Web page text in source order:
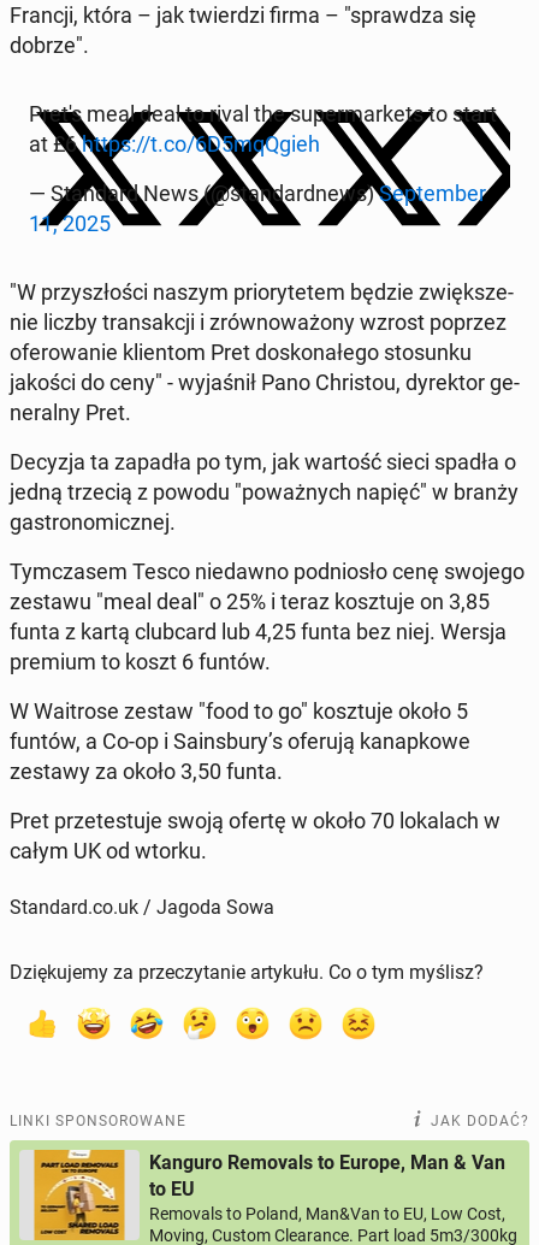
Francji, która – jak twier­dzi firma – "spraw­dza się
dobrze".
Pret's meal deal to rival the su­per­mar­kets to start
at £6https://t.co/6D5mqQgieh
— Stan­dard News (@stan­dard­news)Sep­tem­ber
11, 2025
"W przy­szło­ści naszym prio­ry­te­tem będzie zwięk­sze­
nie liczby trans­ak­cji i zrów­no­wa­żo­ny wzrost poprzez
ofe­ro­wa­nie klien­tom Pret do­sko­na­łe­go sto­sun­ku
jakości do ceny" - wy­ja­śnił Pano Chri­stou, dy­rek­tor ge­
ne­ral­ny Pret.
Decyzja ta zapadła po tym, jak wartość sieci spadła o
jedną trzecią z powodu "po­waż­nych napięć" w branży
ga­stro­no­micz­nej.
Tym­cza­sem Tesco nie­daw­no pod­nio­sło cenę swojego
zestawu "meal deal" o 25% i teraz kosz­tu­je on 3,85
funta z kartą club­card lub 4,25 funta bez niej. Wersja
premium to koszt 6 funtów.
W Wa­itro­se zestaw "food to go" kosz­tu­je około 5
funtów, a Co-op i Sa­ins­bu­ry’s oferują ka­nap­ko­we
zestawy za około 3,50 funta.
Pret prze­te­stu­je swoją ofertę w około 70 lo­ka­lach w
całym UK od wtorku.
Standard.co.uk / Jagoda Sowa
Dziękujemy za przeczytanie artykułu. Co o tym myślisz?
LINKI SPONSOROWANE JAK DODAĆ?
Kanguro Removals to Europe, Man & Van
to EU
Removals to Poland, Man&Van to EU, Low Cost,
Moving, Custom Clearance. Part load 5m3/300kg